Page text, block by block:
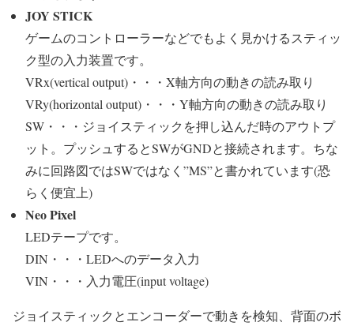
JOY STICK
ゲームのコントローラーなどでもよく見かけるスティッ
ク型の入力装置です。
VRx(vertical output)・・・X軸方向の動きの読み取り
VRy(horizontal output)・・・Y軸方向の動きの読み取り
SW・・・ジョイスティックを押し込んだ時のアウトプ
ット。プッシュするとSWがGNDと接続されます。ちな
みに回路図ではSWではなく”MS”と書かれています(恐
らく便宜上)
Neo Pixel
LEDテープです。
DIN・・・LEDへのデータ入力
VIN・・・入力電圧(input voltage)
ジョイスティックとエンコーダーで動きを検知、背面のボ